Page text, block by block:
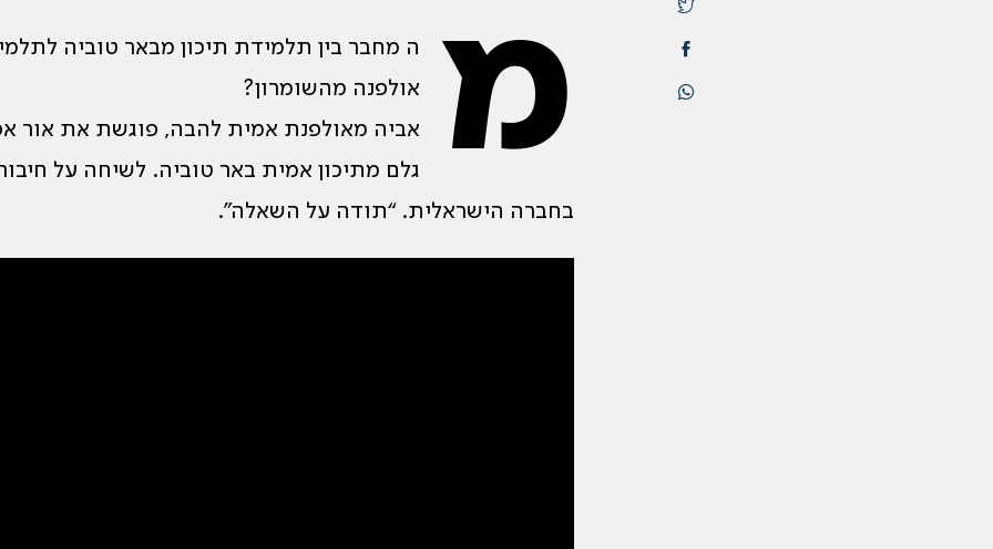
מ
ה מחבר בין תלמידת תיכון מבאר טוביה
אולפנה מהשומרון?
אביה מאולפנת אמית להבה, פוגשת את אור
גלם מתיכון אמית באר טוביה. לשיחה על
בחברה הישראלית. “תודה על השאלה”.